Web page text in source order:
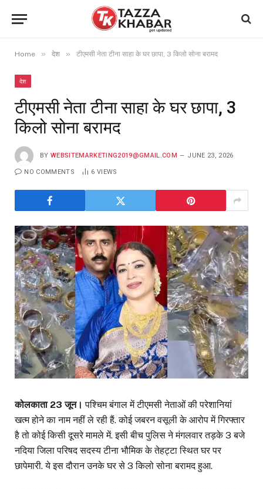
Home » देश » टीएमसी नेता टीना साहा के घर छापा, 3 किलो सोना बरामद
देश
टीएमसी नेता टीना साहा के घर छापा, 3
किलो सोना बरामद
BY WEBSITEMARKETING2019@GMAIL.COM JUNE 23, 2026
NO COMMENTS 6 VIEWS
कोलकाता 23 जून। पश्चिम बंगाल में टीएमसी नेताओं की परेशानियां
खत्म होने का नाम नहीं ले रही हैं. कोई जबरन वसूली के आरोप में गिरफ्तार
है तो कोई किसी दूसरे मामले में. इसी बीच पुलिस ने मंगलवार तड़के 3 बजे
नदिया जिला परिषद सदस्य टीना भौमिक के तेहट्टा स्थित घर पर
छापेमारी. ये इस दौरान उनके घर से 3 किलो सोना बरामद हुआ.